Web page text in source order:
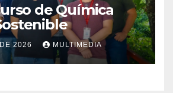
de Química
2026 MULTIMEDIA